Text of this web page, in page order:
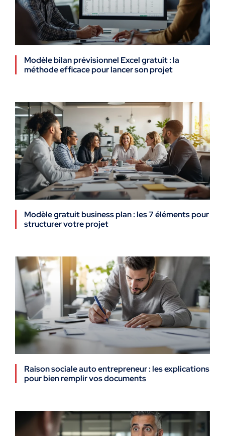
Modèle bilan prévisionnel Excel gratuit : la
méthode efficace pour lancer son projet
Modèle gratuit business plan : les 7 éléments pour
structurer votre projet
Raison sociale auto entrepreneur : les explications
pour bien remplir vos documents